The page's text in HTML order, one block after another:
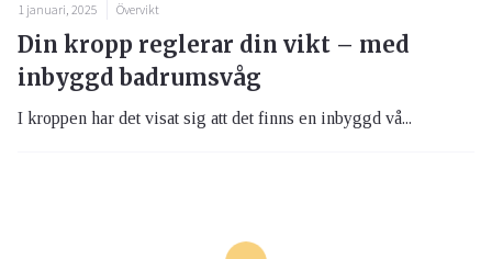
1 januari, 2025 Övervikt
Din kropp reglerar din vikt – med
inbyggd badrumsvåg
I kroppen har det visat sig att det finns en inbyggd vå...